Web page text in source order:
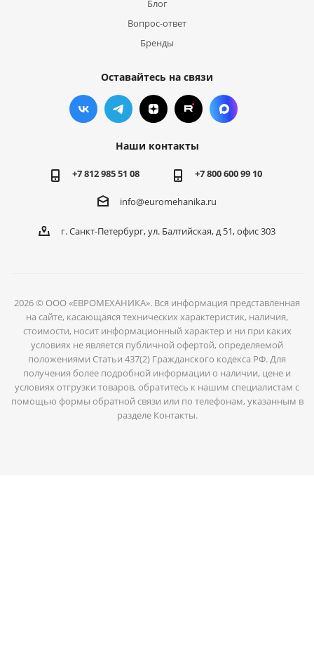
Блог
Вопрос-ответ
Бренды
Оставайтесь на связи
Наши контакты
+7 812 985 51 08 +7 800 600 99 10
info@euromehanika.ru
г. Санкт-Петербург, ул. Балтийская, д 51, офис 303
2026 © ООО «ЕВРОМЕХАНИКА». Вся информация представленная
на сайте, касающаяся технических характеристик, наличия,
стоимости, носит информационный характер и ни при каких
условиях не является публичной офертой, определяемой
положениями Статьи 437(2) Гражданского кодекса РФ. Для
получения более подробной информации о наличии, цене и
условиях отгрузки товаров, обратитесь к нашим специалистам с
помощью формы обратной связи или по телефонам, указанным в
разделе Контакты.